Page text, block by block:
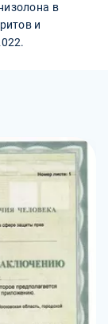
в
и